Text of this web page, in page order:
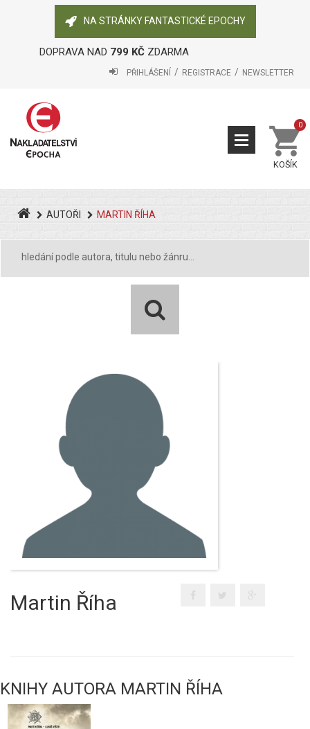
NA STRÁNKY FANTASTICKÉ EPOCHY
DOPRAVA NAD 799 KČZDARMA
PŘIHLÁŠENÍ REGISTRACE NEWSLETTER
KOŠÍK
0
AUTOŘI MARTIN ŘÍHA
Martin Říha
KNIHY AUTORA MARTIN ŘÍHA